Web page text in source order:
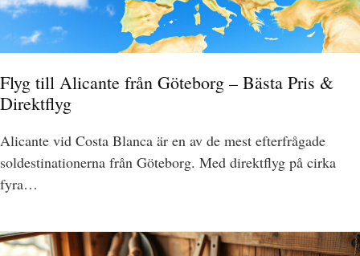
Flyg till Alicante från Göteborg – Bästa Pris &
Direktflyg
Alicante vid Costa Blanca är en av de mest efterfrågade
soldestinationerna från Göteborg. Med direktflyg på cirka
fyra…